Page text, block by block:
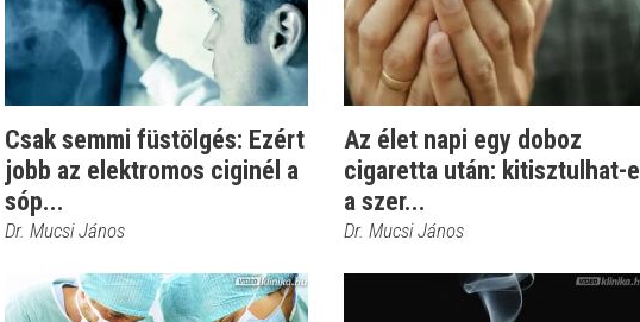
Csak semmi füstölgés: Ezért
jobb az elektromos ciginél a
sóp...
Dr. Mucsi János
Az élet napi egy doboz
cigaretta után: kitisztulhat-e
a szer...
Dr. Mucsi János